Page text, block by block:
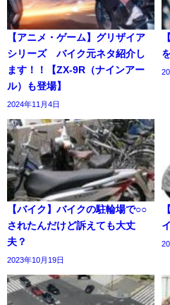
【アニメ・ゲーム】グリザイア
シリーズ バイク元ネタ紹介し
ます！！【ZX-9R（ナインアー
ル）も登場】
2024年11月4日
【バイク】バイクの駐輪場で○○
されたんだけど訴えても大丈
夫？
2023年10月19日